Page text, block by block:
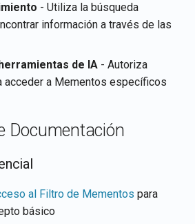
- Utiliza la búsqueda
información a través de las
de IA - Autoriza
acceder a Mementos específicos
Documentación
al Filtro de Mementos para
básico